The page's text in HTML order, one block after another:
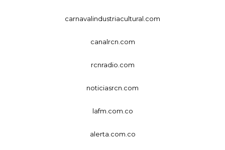
carnavalindustriacultural.com
canalrcn.com
rcnradio.com
noticiasrcn.com
lafm.com.co
alerta.com.co